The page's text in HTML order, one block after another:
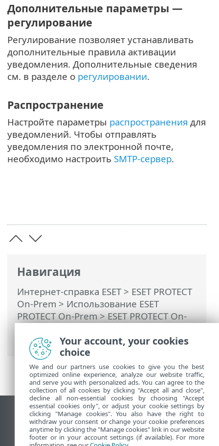
Навигация
Интернет-справка ESET> ESET PROTECT
On-Prem > Использование ESET
PROTECT On-Prem>ESET PROTECT On-
Управление уведомлениями
Дополнительные параметры —
регулирование
Регулирование позволяет устанавливать
дополнительные правила активации
уведомления. Дополнительные сведения
см. в разделе о регулировании.
Распространение
Настройте параметры распространения для
уведомлений. Чтобы отправлять
уведомления по электронной почте,
необходимо настроить SMTP-сервер.
Использовать сайт для ПК
End of Life
База знаний ESET
Your account, your cookies
choice
We and our partners use cookies to give you the best
optimized online experience, analyze our website traffic,
and serve you with personalized ads. You can agree to the
collection of all cookies by clicking "Accept all and close",
decline all non-essential cookies by choosing "Accept
essential cookies only", or adjust your cookie settings by
clicking "Manage cookies". You also have the right to
withdraw your consent or change your cookie preferences
anytime by clicking the "Manage cookies" link in our website
footer or in your account settings (if available). For more